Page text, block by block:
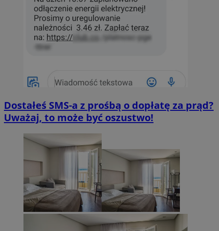
Dostałeś SMS-a z prośbą o dopłatę za prąd?
Uważaj, to może być oszustwo!